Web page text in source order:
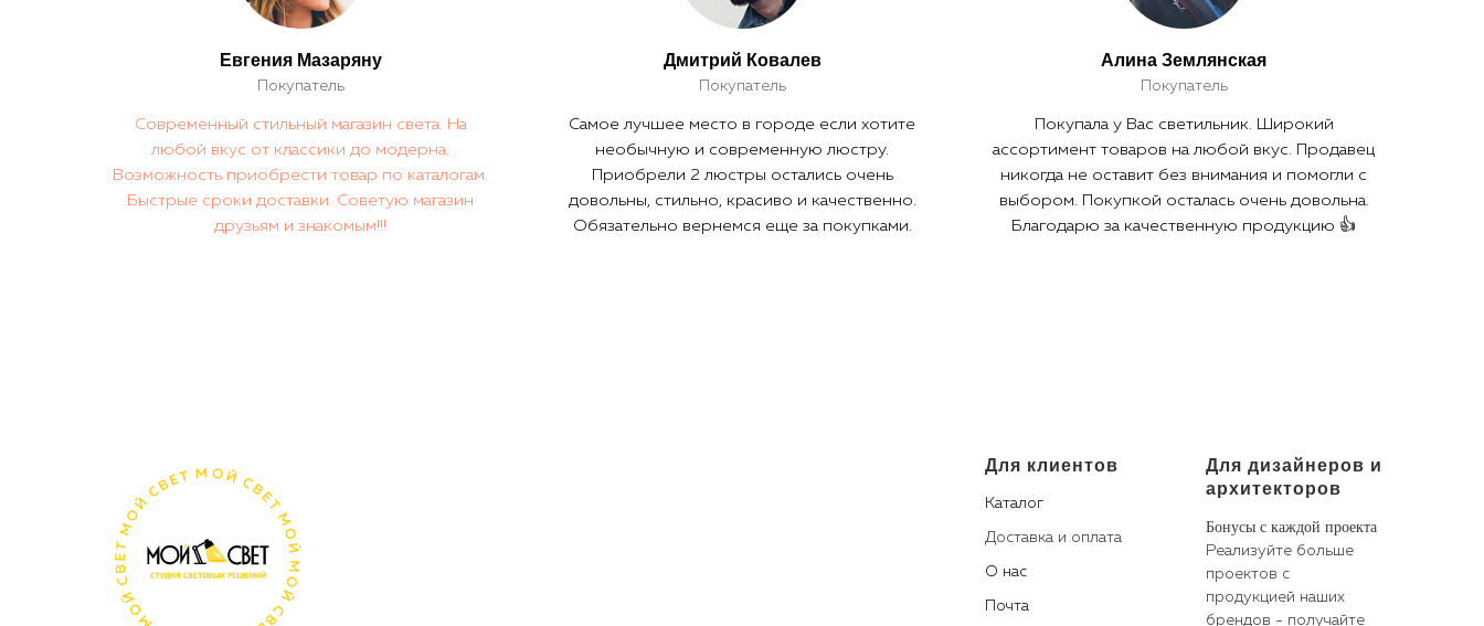
Евгения Мазаряну
Покупатель
Современный стильный магазин света. На
любой вкус от классики до модерна.
Возможность приобрести товар по каталогам.
Быстрые сроки доставки. Советую магазин
друзьям и знакомым!!!
Дмитрий Ковалев
Покупатель
Самое лучшее место в городе если хотите
необычную и современную люстру.
Приобрели 2 люстры остались очень
довольны, стильно, красиво и качественно.
Обязательно вернемся еще за покупками.
Алина Землянская
Покупатель
Покупала у Вас светильник. Широкий
ассортимент товаров на любой вкус. Продавец
никогда не оставит без внимания и помогли с
выбором. Покупкой осталась очень довольна.
Благодарю за качественную продукцию 👍
Для клиентов
Каталог
Доставка и оплата
О нас
Почта
Для дизайнеров и
архитекторов
Бонусы с каждой проекта
Реализуйте больше
проектов с
продукцией наших
брендов - получайте